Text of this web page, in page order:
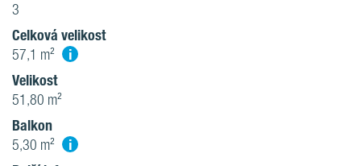
3
Celková velikost
57,1 m² i
Velikost
51,80 m²
Balkon
5,30 m² i